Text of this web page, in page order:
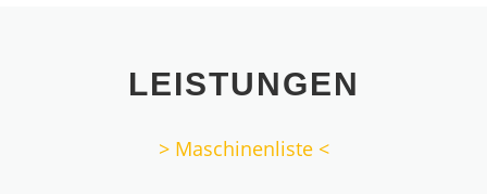
LEISTUNGEN
> Maschinenliste <